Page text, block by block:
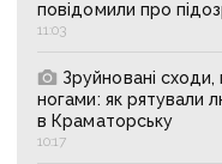
повідомили про
11:03
Зруйновані сходи,
ногами: як рятували
в Краматорську
10:17